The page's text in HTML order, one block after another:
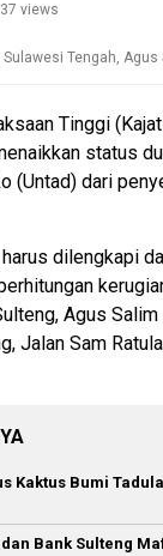
views
Tengah,
Tinggi
status
(Untad) dari
dilengkapi
Agus
Jalan Sam
Kaktus Bumi
Bank Sulteng